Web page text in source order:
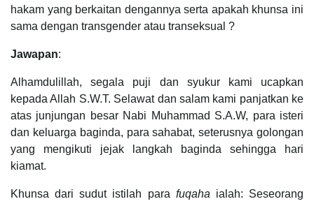
hakam yang berkaitan dengannya serta apakah khunsa ini
sama dengan transgender atau transeksual ?
Jawapan:
Alhamdulillah, segala puji dan syukur kami ucapkan
kepada Allah S.W.T. Selawat dan salam kami panjatkan ke
atas junjungan besar Nabi Muhammad S.A.W, para isteri
dan keluarga baginda, para sahabat, seterusnya golongan
yang mengikuti jejak langkah baginda sehingga hari
kiamat.
Khunsa dari sudut istilah para fuqaha ialah: Seseorang